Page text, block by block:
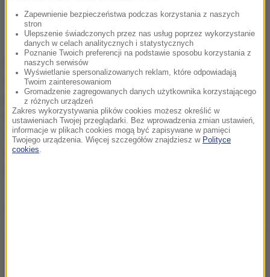
Wczoraj podczas meczu z Senegalem biało-
czerwoni pokazali się z fatalnej strony. Zupełnie nie
przypominali drużyny, która zachwycała w
eliminacjach do MŚ. Polacy przegrali na własne
życzenie 1:2. Nic dziwnego, że oglądający to
spotkanie kibice nie kryli rozczarowania. Powrót na
Zapewnienie bezpieczeństwa podczas korzystania z naszych
stron
Ulepszenie świadczonych przez nas usług poprzez wykorzystanie
danych w celach analitycznych i statystycznych
Poznanie Twoich preferencji na podstawie sposobu korzystania z
naszych serwisów
Wyświetlanie spersonalizowanych reklam, które odpowiadają
Twoim zainteresowaniom
Gromadzenie zagregowanych danych użytkownika korzystającego
z różnych urządzeń
Zakres wykorzystywania plików cookies możesz określić w
ustawieniach Twojej przeglądarki. Bez wprowadzenia zmian ustawień,
informacje w plikach cookies mogą być zapisywane w pamięci
Twojego urządzenia. Więcej szczegółów znajdziesz w Polityce
cookies.